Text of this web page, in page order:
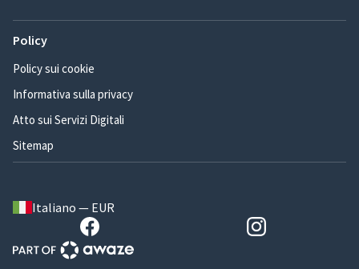
Policy
Policy sui cookie
Informativa sulla privacy
Atto sui Servizi Digitali
Sitemap
Italiano — EUR